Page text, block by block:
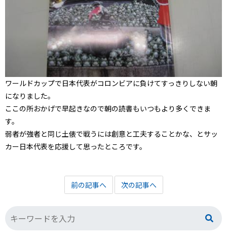
ワールドカップで日本代表がコロンビアに負けてすっきりしない朝
になりました。
ここの所おかげで早起きなので朝の読書もいつもより多くできま
す。
弱者が強者と同じ土俵で戦うには創意と工夫することかな、とサッ
カー日本代表を応援して思ったところです。
前の記事へ 次の記事へ